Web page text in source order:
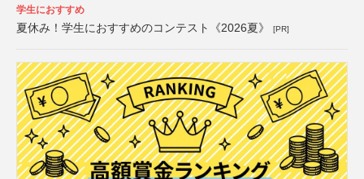
学生におすすめ
夏休み！学生におすすめのコンテスト《2026夏》 [PR]